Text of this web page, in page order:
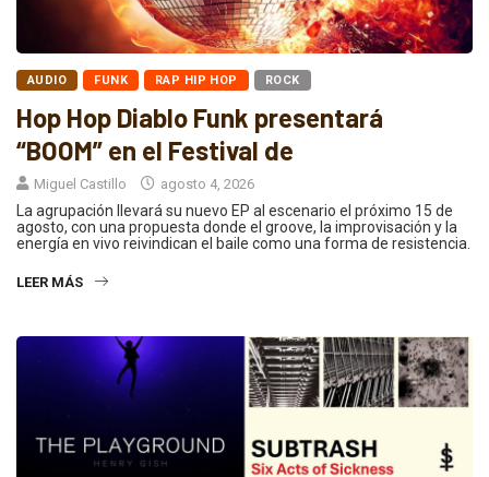
AUDIO FUNK RAP HIP HOP ROCK
Hop Hop Diablo Funk presentará
“BOOM” en el Festival de
Miguel Castillo agosto 4, 2026
La agrupación llevará su nuevo EP al escenario el próximo 15 de
agosto, con una propuesta donde el groove, la improvisación y la
energía en vivo reivindican el baile como una forma de resistencia.
LEER MÁS